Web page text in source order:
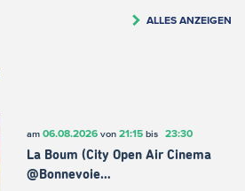
ALLES ANZEIGEN
am 06.08.2026von 21:15bis 23:30
La Boum (City Open Air Cinema
@Bonnevoie…